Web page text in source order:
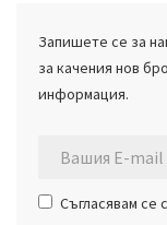
Запишете се за
за качения нов
информация.
Съгласявам се с